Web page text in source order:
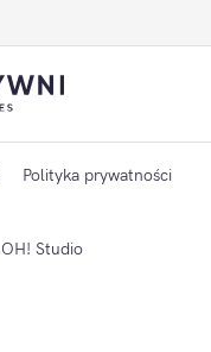
Polityka prywatności
OH! Studio